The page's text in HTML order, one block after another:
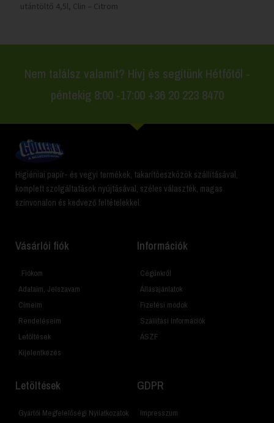
utántöltő 4,5l, Clin – Citrom
Nem találsz valamit? Hívj és segítünk Hétfőtől -
péntekig 8:00 -17:00 +36 20 223 8470
Higiéniai papír- és vegyi termékek, takarítóeszközök szállításával,
komplett szolgáltatások nyújtásával, széles választék, magas
színvonalon és kedvező feltételekkel.
Vásárlói fiók
Fiókom
Adataim, Jelszavam
Címeim
Rendeléseim
Letöltések
Kijelentkezés
Információk
Cégünkről
Állásajánlatok
Fizetési módok
Szállítási Információk
ÁSZF
Letöltések
Gyártói Megfelelőségi Nyilatkozatok
GDPR
Impresszum